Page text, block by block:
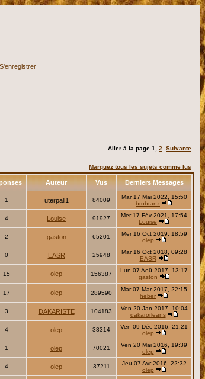
S'enregistrer
Aller à la page 1 2 Suivante
Marquez tous les sujets comme lus
Auteur Vus Derniers Messages
1 uterpall1 84009
Mar 17 Mai 2022, 15:50
brobranz
4 Louise 91927
Mer 17 Fév 2021, 17:54
Louise
2 gaston 65201
Mer 16 Oct 2019, 18:59
olep
0 EASR 25948
Mar 16 Oct 2018, 09:28
EASR
15 olep 156387
Lun 07 Aoû 2017, 13:17
gaston
17 olep 289590
Mar 07 Mar 2017, 22:15
heber
3 DAKARISTE 104183
Ven 20 Jan 2017, 10:04
dakarorleans
4 olep 38314
Ven 09 Déc 2016, 21:21
olep
1 olep 70021
Ven 20 Mai 2016, 19:39
olep
4 olep 37211
Jeu 07 Avr 2016, 22:32
olep